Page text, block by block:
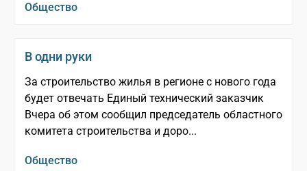
Общество
В одни руки
За строительство жилья в регионе с нового года
будет отвечать Единый технический заказчик
Вчера об этом сообщил председатель областного
комитета строительства и доро...
Общество